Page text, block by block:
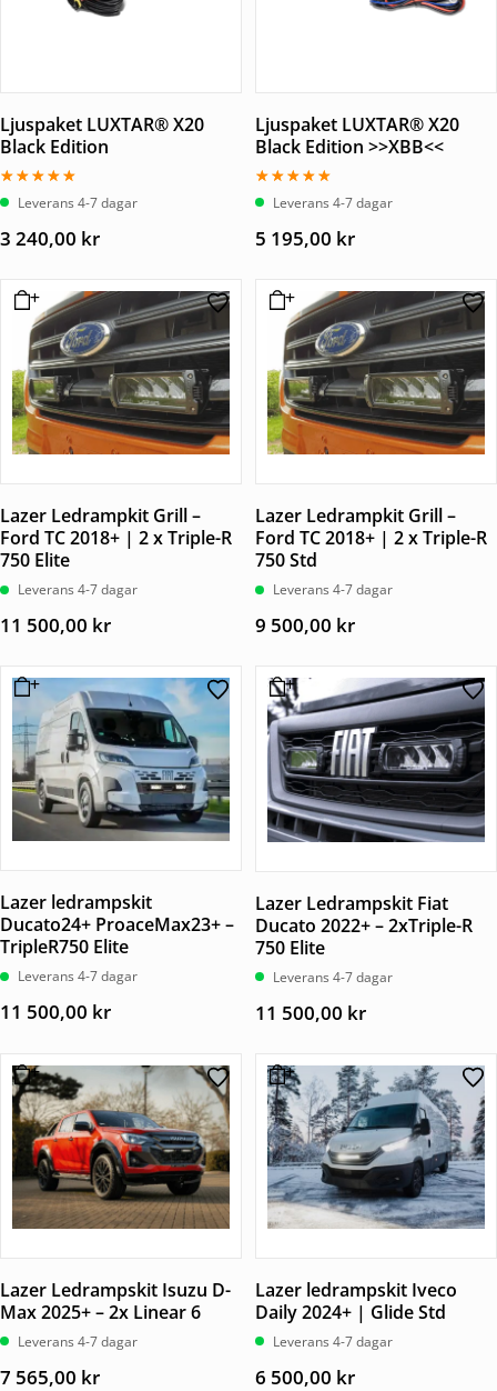
Ljuspaket LUXTAR® X20
Black Edition
Betygsatt
5.00Leverans 4-7 dagar
3 240,00 kr
Ljuspaket LUXTAR® X20
Black Edition >>XBB<<
Betygsatt
5.00Leverans 4-7 dagar
5 195,00 kr
Lazer Ledrampkit Grill –
Ford TC 2018+ | 2 x Triple-R
750 Elite
Leverans 4-7 dagar
11 500,00 kr
Lazer Ledrampkit Grill –
Ford TC 2018+ | 2 x Triple-R
750 Std
Leverans 4-7 dagar
9 500,00 kr
Lazer ledrampskit
Ducato24+ ProaceMax23+ –
TripleR750 Elite
Leverans 4-7 dagar
11 500,00 kr
Lazer Ledrampskit Fiat
Ducato 2022+ – 2xTriple-R
750 Elite
Leverans 4-7 dagar
11 500,00 kr
Lazer Ledrampskit Isuzu D-
Max 2025+ – 2x Linear 6
Leverans 4-7 dagar
7 565,00 kr
Lazer ledrampskit Iveco
Daily 2024+ | Glide Std
Leverans 4-7 dagar
6 500,00 kr